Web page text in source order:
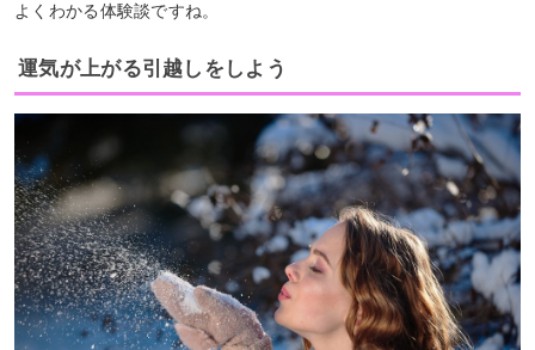
よくわかる体験談ですね。
運気が上がる引越しをしよう